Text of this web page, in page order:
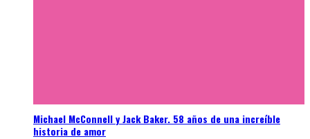
Michael McConnell y Jack Baker. 58 años de una increíble
historia de amor